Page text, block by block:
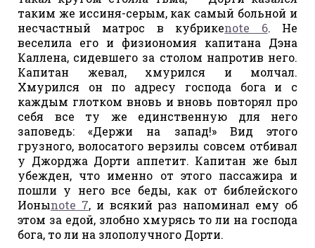
таким же иссиня-серым, как самый больной и
несчастный матрос в кубрикеnote 6. Не
веселила его и физиономия капитана Дэна
Каллена, сидевшего за столом напротив него.
Капитан жевал, хмурился и молчал.
Хмурился он по адресу господа бога и с
каждым глотком вновь и вновь повторял про
себя все ту же единственную для него
заповедь: «Держи на запад!» Вид этого
грузного, волосатого верзилы совсем отбивал
у Джорджа Дорти аппетит. Капитан же был
убежден, что именно от этого пассажира и
пошли у него все беды, как от библейского
Ионыnote 7, и всякий раз напоминал ему об
этом за едой, злобно хмурясь то ли на господа
бога, то ли на злополучного Дорти.